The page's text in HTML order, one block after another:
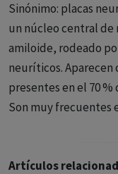
Sinónimo: placas
un núcleo central de
amiloide, rodeado
neuríticos. Aparecen
presentes en el 70 %
Son muy frecuentes
Artículos